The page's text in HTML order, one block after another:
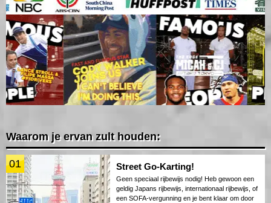
Waarom je ervan zult houden:
01 Street Go-Karting!
Geen speciaal rijbewijs nodig! Heb gewoon een
geldig Japans rijbewijs, internationaal rijbewijs, of
een SOFA-vergunning en je bent klaar om door